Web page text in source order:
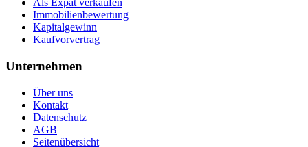
Als Expat verkaufen
Immobilienbewertung
Kapitalgewinn
Kaufvorvertrag
Unternehmen
Über uns
Kontakt
Datenschutz
AGB
Seitenübersicht